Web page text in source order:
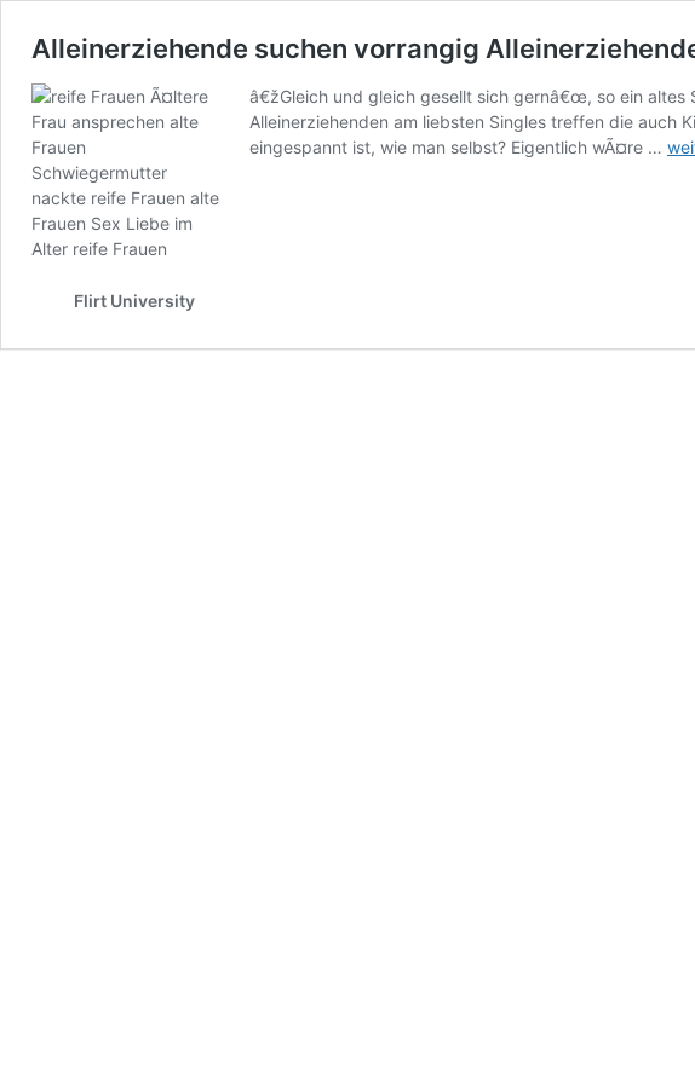
Alleinerziehende suchen vorrangig
â€žGleich und gleich gesellt sich gernâ€œ, so ein altes
Alleinerziehenden am liebsten Singles treffen die auch
eingespannt ist, wie man selbst? Eigentlich wÃ¤re …
Flirt University